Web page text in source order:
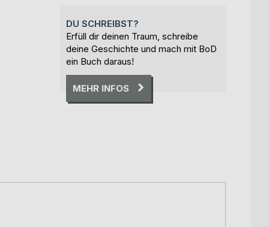
DU SCHREIBST?
Erfüll dir deinen Traum, schreibe
deine Geschichte und mach mit BoD
ein Buch daraus!
MEHR INFOS